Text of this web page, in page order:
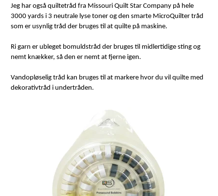
Jeg har også quiltetråd fra Missouri Quilt Star Company på hele
3000 yards i 3 neutrale lyse toner og den smarte MicroQuilter tråd
som er usynlig tråd der bruges til at quilte på maskine.
Ri garn er ubleget bomuldstråd der bruges til midlertidige sting og
nemt knækker, så den er nemt at fjerne igen.
Vandopløselig tråd kan bruges til at markere hvor du vil quilte med
dekorativtråd i undertråden.